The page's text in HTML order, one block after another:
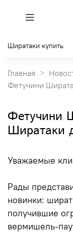
Ширатаки купить
Главная
Фетучини
Фетучини
Ширатаки
Уважаемые
Рады
новинки:
получившие
вермишель-